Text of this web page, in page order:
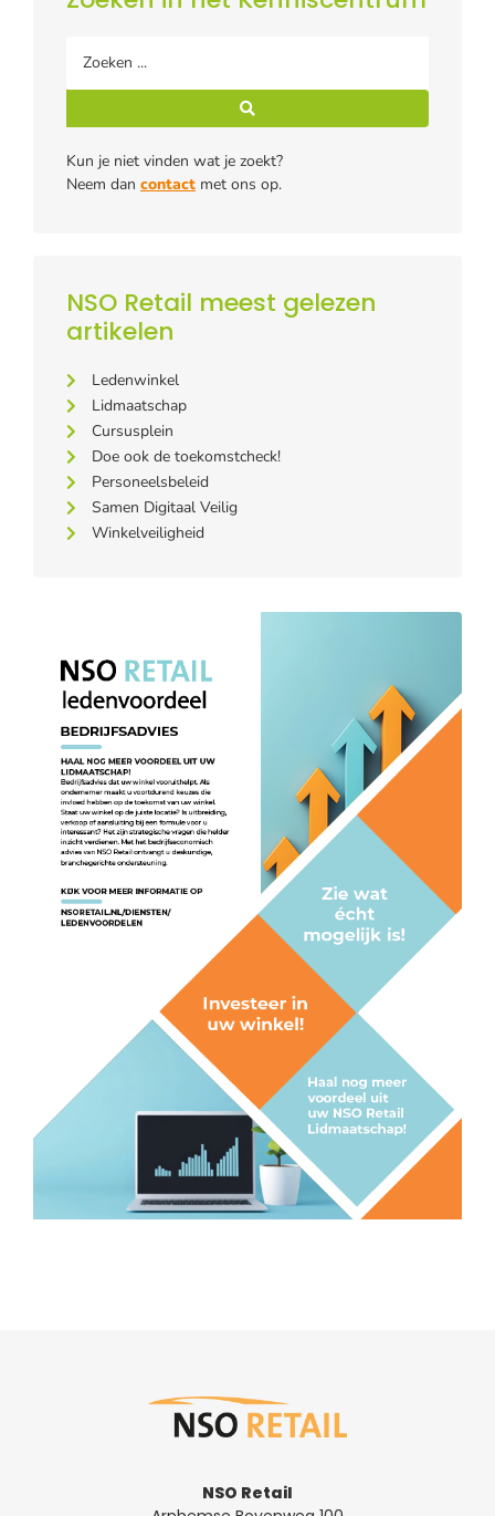
Kun je niet vinden wat je zoekt?
Neem dan contact met ons op.
NSO Retail meest gelezen
artikelen
Ledenwinkel
Lidmaatschap
Cursusplein
Doe ook de toekomstcheck!
Personeelsbeleid
Samen Digitaal Veilig
Winkelveiligheid
NSO Retail